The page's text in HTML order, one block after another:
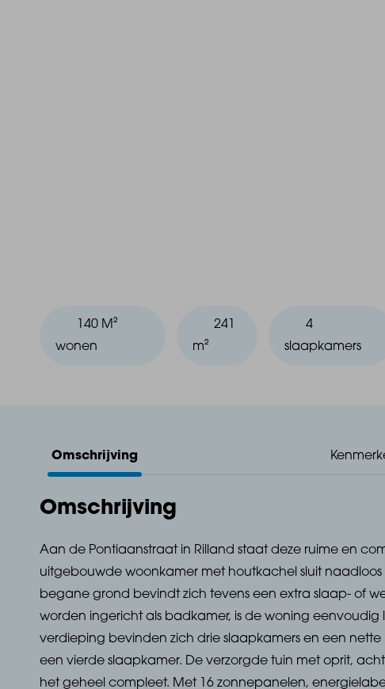
140 M²
wonen
241
m²
4
slaapkamers
Omschrijving
Omschrijving
Aan de Pontiaanstraat in Rilland staat deze ruime en
uitgebouwde woonkamer met houtkachel sluit
begane grond bevindt zich tevens een extra slaap- of
worden ingericht als badkamer, is de woning
verdieping bevinden zich drie slaapkamers en een
een vierde slaapkamer. De verzorgde tuin met oprit,
het geheel compleet. Met 16 zonnepanelen,